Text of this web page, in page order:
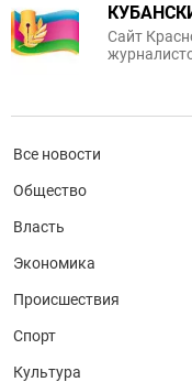
Сайт
Все новости
Общество
Власть
Экономика
Происшествия
Спорт
Культура